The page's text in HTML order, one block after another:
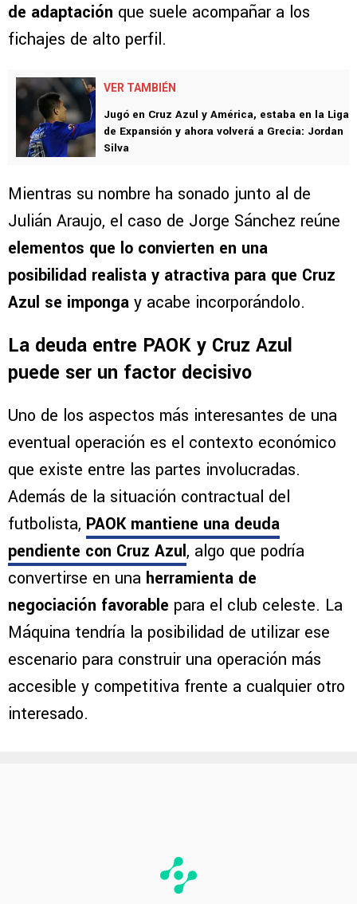
de adaptación que suele acompañar a los
fichajes de alto perfil.
VER TAMBIÉN
Jugó en Cruz Azul y América, estaba en la Liga
de Expansión y ahora volverá a Grecia: Jordan
Silva
Mientras su nombre ha sonado junto al de
Julián Araujo, el caso de Jorge Sánchez reúne
elementos que lo convierten en una
posibilidad realista y atractiva para que Cruz
Azul se imponga y acabe incorporándolo.
La deuda entre PAOK y Cruz Azul
puede ser un factor decisivo
Uno de los aspectos más interesantes de una
eventual operación es el contexto económico
que existe entre las partes involucradas.
Además de la situación contractual del
futbolista, PAOK mantiene una deuda
pendiente con Cruz Azul, algo que podría
convertirse en una herramienta de
negociación favorable para el club celeste. La
Máquina tendría la posibilidad de utilizar ese
escenario para construir una operación más
accesible y competitiva frente a cualquier otro
interesado.